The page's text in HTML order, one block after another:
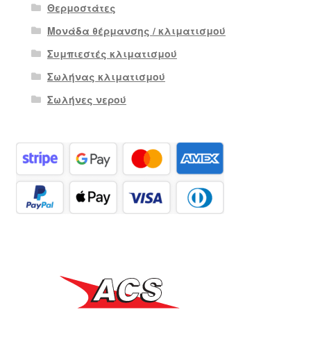
Θερμοστάτες
Μονάδα θέρμανσης / κλιματισμού
Συμπιεστές κλιματισμού
Σωλήνας κλιματισμού
Σωλήνες νερού